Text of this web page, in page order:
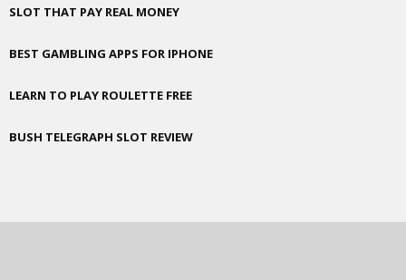
SLOT THAT PAY REAL MONEY
BEST GAMBLING APPS FOR IPHONE
LEARN TO PLAY ROULETTE FREE
BUSH TELEGRAPH SLOT REVIEW